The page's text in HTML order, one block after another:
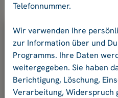
Bitte geben Sie
und Ihr Passwort
E-Mail-Adresse:
Telefonnummer.
Wir verwenden Ihre
zur Information über und
Programms. Ihre Daten
weitergegeben. Sie haben
Berichtigung, Löschung,
Verarbeitung, Widerspruch